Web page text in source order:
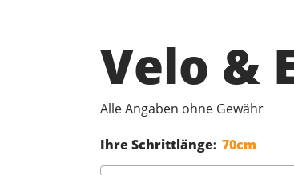
Velo &
Alle Angaben ohne Gewähr
Ihre Schrittlänge: